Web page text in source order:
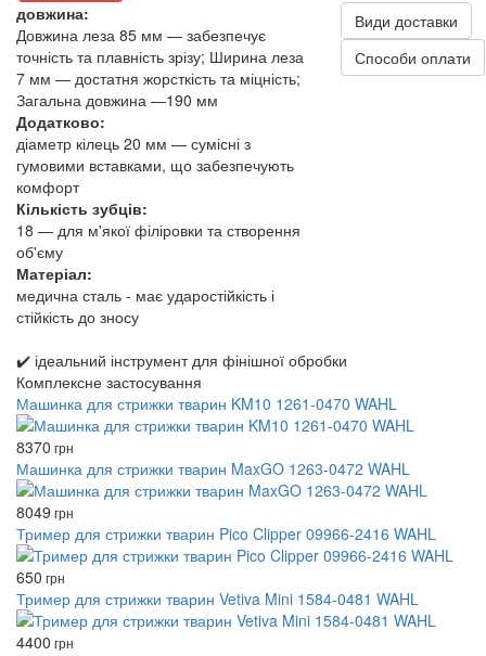
довжина:
Довжина леза 85 мм — забезпечує
точність та плавність зрізу; Ширина леза
7 мм — достатня жорсткість та міцність;
Загальна довжина —190 мм
Додатково:
діаметр кілець 20 мм — сумісні з
гумовими вставками, що забезпечують
комфорт
Кількість зубців:
18 — для м'якої філіровки та створення
об'єму
Матеріал:
медична сталь - має ударостійкість і
стійкість до зносу
Види доставки
Способи оплати
✔️ ідеальний інструмент для фінішної обробки
Комплексне застосування
Машинка для стрижки тварин KM10 1261-0470 WAHL
8370 грн
Машинка для стрижки тварин MaxGO 1263-0472 WAHL
8049 грн
Тример для стрижки тварин Pico Clipper 09966-2416 WAHL
650 грн
Тример для стрижки тварин Vetiva Mini 1584-0481 WAHL
4400 грн